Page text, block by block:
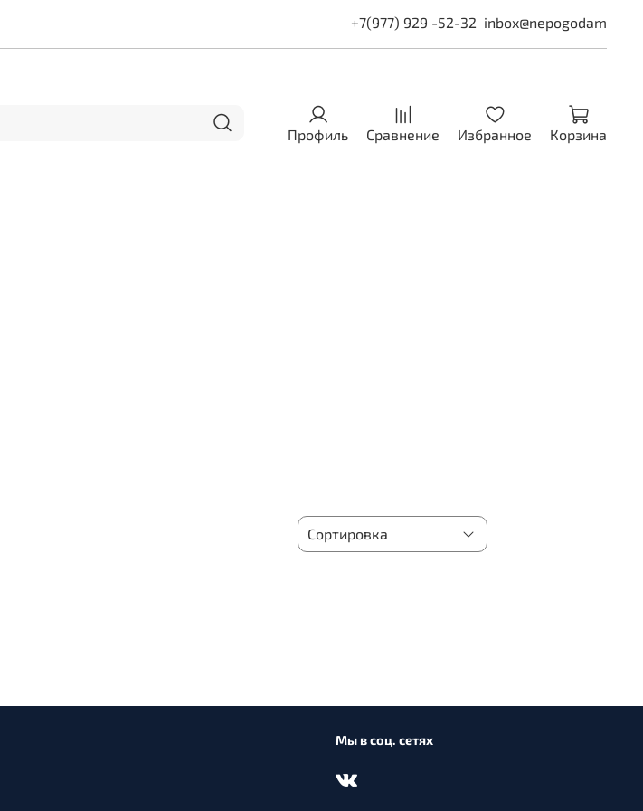
+7(977) 929 -52-32 inbox@nepogodam
Профиль Сравнение Избранное Корзина
Мы в соц. сетях